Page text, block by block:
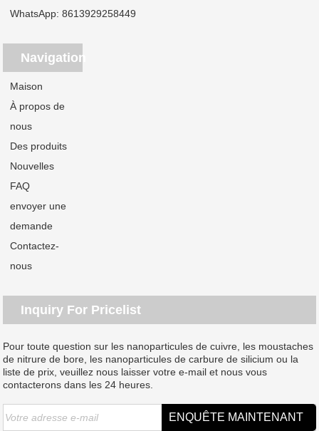
WhatsApp:8613929258449
Navigation
Maison
À propos de
nous
Des produits
Nouvelles
FAQ
envoyer une
demande
Contactez-
nous
Inquiry For Pricelist
Pour toute question sur les nanoparticules de cuivre, les moustaches
de nitrure de bore, les nanoparticules de carbure de silicium ou la
liste de prix, veuillez nous laisser votre e-mail et nous vous
contacterons dans les 24 heures.